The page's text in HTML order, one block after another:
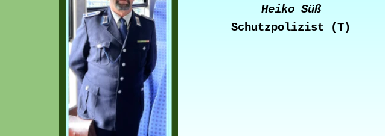
Heiko Süß
Schutzpolizist (T)